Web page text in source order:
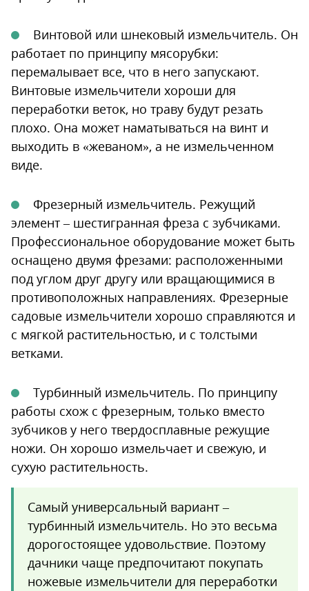
Винтовой или шнековый измельчитель. Он
работает по принципу мясорубки:
перемалывает все, что в него запускают.
Винтовые измельчители хороши для
переработки веток, но траву будут резать
плохо. Она может наматываться на винт и
выходить в «жеваном», а не измельченном
виде.
Фрезерный измельчитель. Режущий
элемент – шестигранная фреза с зубчиками.
Профессиональное оборудование может быть
оснащено двумя фрезами: расположенными
под углом друг другу или вращающимися в
противоположных направлениях. Фрезерные
садовые измельчители хорошо справляются и
с мягкой растительностью, и с толстыми
ветками.
Турбинный измельчитель. По принципу
работы схож с фрезерным, только вместо
зубчиков у него твердосплавные режущие
ножи. Он хорошо измельчает и свежую, и
сухую растительность.
Самый универсальный вариант –
турбинный измельчитель. Но это весьма
дорогостоящее удовольствие. Поэтому
дачники чаще предпочитают покупать
ножевые измельчители для переработки